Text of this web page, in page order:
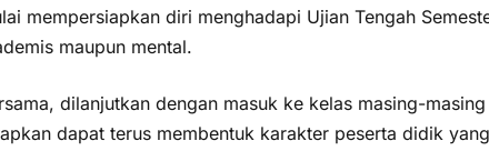
mempersiapkan diri menghadapi Ujian Tengah
maupun mental.
dilanjutkan dengan masuk ke kelas masing-
dapat terus membentuk karakter peserta didik